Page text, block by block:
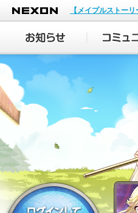
NEXON
【メイプルストー